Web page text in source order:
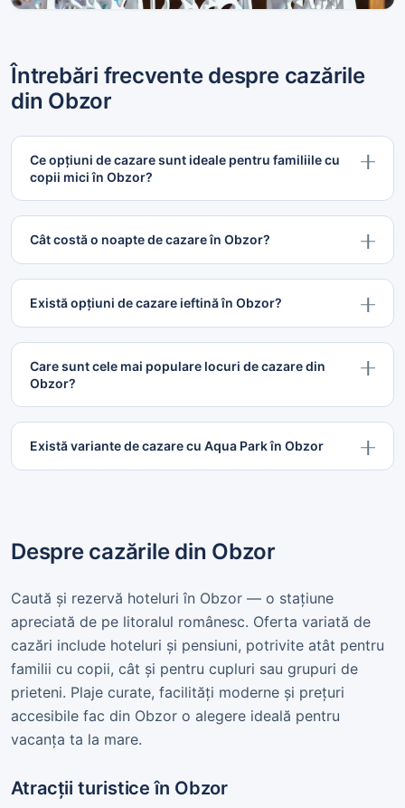
4 proprietăți
Întrebări frecvente despre cazările
din Obzor
Ce opțiuni de cazare sunt ideale pentru familiile cu
copii mici în Obzor?
Cât costă o noapte de cazare în Obzor?
Există opțiuni de cazare ieftină în Obzor?
Care sunt cele mai populare locuri de cazare din
Obzor?
Există variante de cazare cu Aqua Park în Obzor
Despre cazările din Obzor
Caută și rezervă hoteluri în Obzor — o stațiune
apreciată de pe litoralul românesc. Oferta variată de
cazări include hoteluri și pensiuni, potrivite atât pentru
familii cu copii, cât și pentru cupluri sau grupuri de
prieteni. Plaje curate, facilități moderne și prețuri
accesibile fac din Obzor o alegere ideală pentru
vacanța ta la mare.
Atracții turistice în Obzor